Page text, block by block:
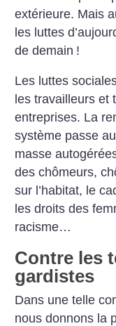
extérieure. Mais
les luttes
de demain !
Les luttes
les travailleurs et
entreprises. La
système passe
masse
des chômeurs,
sur l’habitat, le
les droits des
racisme…
Contre les
gardistes
Dans une telle
nous donnons la